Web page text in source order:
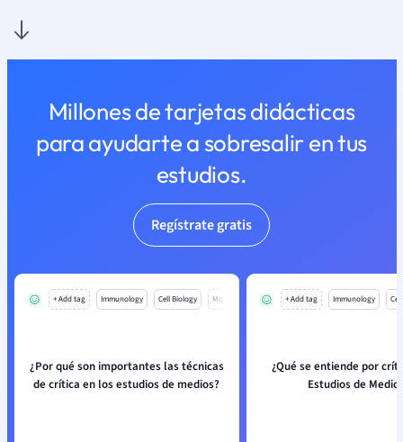
Millones de tarjetas didácticas
para ayudarte a sobresalir en tus
estudios.
Regístrate gratis
+ Add tag Immunology Cell Biology Mo
¿Por qué son importantes las técnicas
de crítica en los estudios de medios?
+ Add tag Immunology
¿Qué se entiende por
Estudios de